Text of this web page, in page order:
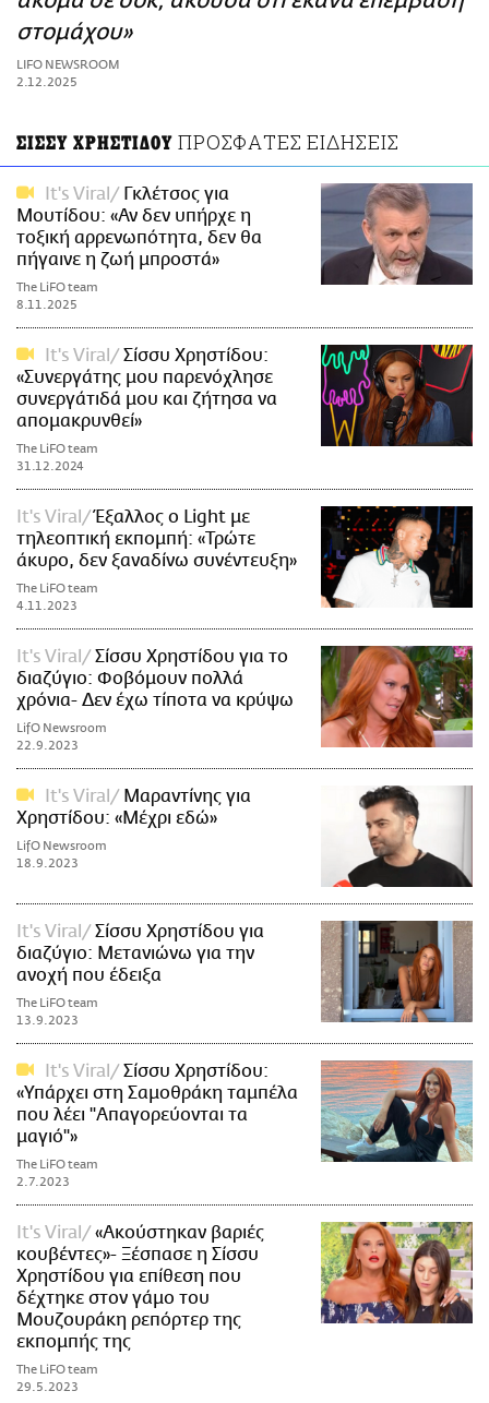
ΑΜΠΑ
PRINT
στομάχου»
LIFO NEWSROOM
2.12.2025
ΣΙΣΣΥ ΧΡΗΣΤΙΔΟΥ ΠΡΟΣΦΑΤΕΣ ΕΙΔΗΣΕΙΣ
It's Viral
Γκλέτσος για
Μουτίδου: «Αν δεν υπήρχε η
τοξική αρρενωπότητα, δεν θα
πήγαινε η ζωή μπροστά»
The LiFO team
8.11.2025
It's Viral
Σίσσυ Χρηστίδου:
«Συνεργάτης μου παρενόχλησε
συνεργάτιδά μου και ζήτησα να
απομακρυνθεί»
The LiFO team
31.12.2024
It's Viral
Έξαλλος ο Light με
τηλεοπτική εκπομπή: «Τρώτε
άκυρο, δεν ξαναδίνω συνέντευξη»
The LiFO team
4.11.2023
It's Viral
Σίσσυ Χρηστίδου για το
διαζύγιο: Φοβόμουν πολλά
χρόνια- Δεν έχω τίποτα να κρύψω
LifO Newsroom
22.9.2023
It's Viral
Μαραντίνης για
Χρηστίδου: «Μέχρι εδώ»
LifO Newsroom
18.9.2023
It's Viral
Σίσσυ Χρηστίδου για
διαζύγιο: Μετανιώνω για την
ανοχή που έδειξα
The LiFO team
13.9.2023
It's Viral
Σίσσυ Χρηστίδου:
«Υπάρχει στη Σαμοθράκη ταμπέλα
που λέει "Απαγορεύονται τα
μαγιό"»
The LiFO team
2.7.2023
It's Viral
«Ακούστηκαν βαριές
κουβέντες»- Ξέσπασε η Σίσσυ
Χρηστίδου για επίθεση που
δέχτηκε στον γάμο του
Μουζουράκη ρεπόρτερ της
εκπομπής της
The LiFO team
29.5.2023